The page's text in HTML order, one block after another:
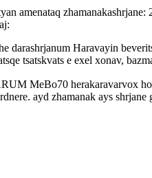
amenataq
darashrjanum Haravayin
tsatskvats e exel xonav,
MeBo70 herakaravarvox
ayd zhamanak ays